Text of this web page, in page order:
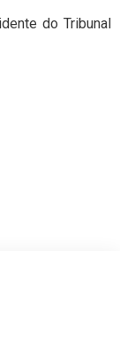
do Tribunal